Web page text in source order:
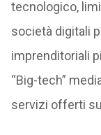
tecnologico,
società digitali
imprenditoriali
“Big-tech”
servizi offerti